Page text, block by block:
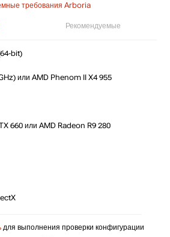
требования Arboria
Рекомендуемые
bit)
Intel Core i3 (3.20 GHz) или AMD Phenom II X4 955
660 или AMD Radeon R9 280
для выполнения проверки конфигурации